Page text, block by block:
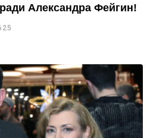
Александра Фейгин!